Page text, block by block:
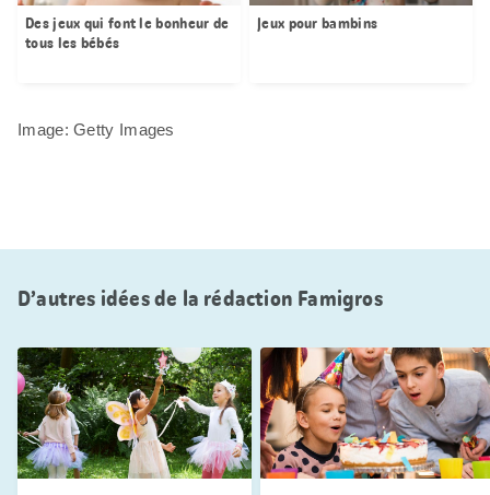
Des jeux qui font le bonheur de
tous les bébés
Jeux pour bambins
Image: Getty Images
D’autres idées de la rédaction Famigros